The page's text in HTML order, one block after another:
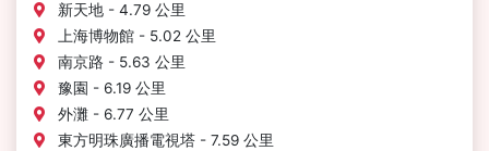
新天地 - 4.79 公里
上海博物館 - 5.02 公里
南京路 - 5.63 公里
豫園 - 6.19 公里
外灘 - 6.77 公里
東方明珠廣播電視塔 - 7.59 公里